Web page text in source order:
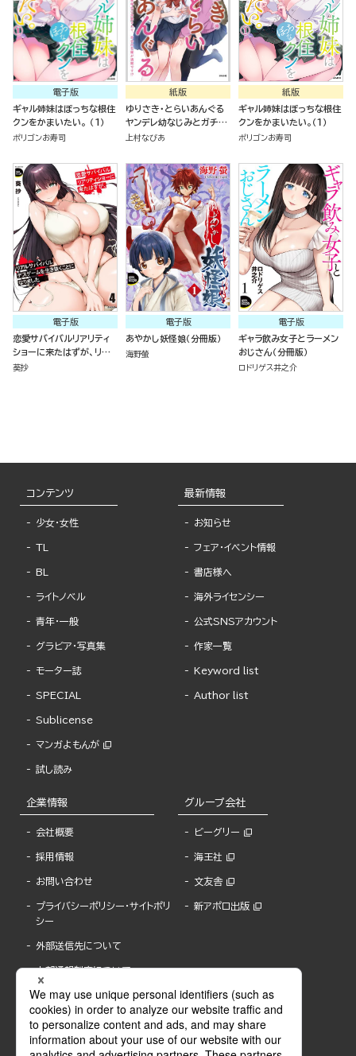
電子版
ギャル姉妹はぼっちな根住
クンをかまいたい。 （1）
ポリゴンお寿司
紙版
ゆりさき・とらいあんぐる
ヤンデレ幼なじみとガチユ
リ留学生に求愛されて、百
上村なびあ
紙版
ギャル姉妹はぼっちな根住
クンをかまいたい。（１）
ポリゴンお寿司
電子版
恋愛サバイバルリアリティ
ショーに来たはずが、リア
ルサバイバルデスゲームを
葵抄
電子版
あやかし妖怪娘（分冊版）
海野螢
電子版
ギャラ飲み女子とラーメン
おじさん（分冊版）
ロドリゲス井之介
コンテンツ
少女・女性
TL
BL
ライトノベル
青年・一般
グラビア・写真集
モーター誌
SPECIAL
Sublicense
マンガよもんが
試し読み
最新情報
お知らせ
フェア・イベント情報
書店様へ
海外ライセンシー
公式SNSアカウント
作家一覧
Keyword list
Author list
企業情報
会社概要
採用情報
お問い合わせ
プライバシーポリシー・サイトポリ
シー
外部送信先について
内部通報制度について
グループ会社
ビーグリー
海王社
文友舎
新アポロ出版